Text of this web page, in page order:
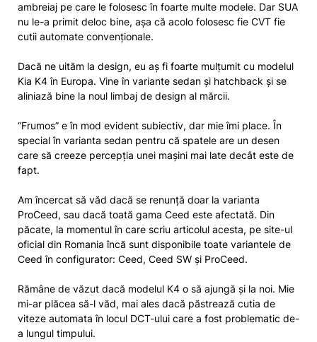
ambreiaj pe care le folosesc în foarte multe modele. Dar SUA
nu le-a primit deloc bine, așa că acolo folosesc fie CVT fie
cutii automate convenționale.
Dacă ne uităm la design, eu aș fi foarte mulțumit cu modelul
Kia K4 în Europa. Vine în variante sedan și hatchback și se
aliniază bine la noul limbaj de design al mărcii.
“Frumos” e în mod evident subiectiv, dar mie îmi place. În
special în varianta sedan pentru că spatele are un desen
care să creeze percepția unei mașini mai late decât este de
fapt.
Am încercat să văd dacă se renunță doar la varianta
ProCeed, sau dacă toată gama Ceed este afectată. Din
păcate, la momentul în care scriu articolul acesta, pe site-ul
oficial din Romania încă sunt disponibile toate variantele de
Ceed în configurator: Ceed, Ceed SW și ProCeed.
Rămâne de văzut dacă modelul K4 o să ajungă și la noi. Mie
mi-ar plăcea să-l văd, mai ales dacă păstrează cutia de
viteze automata în locul DCT-ului care a fost problematic de-
a lungul timpului.